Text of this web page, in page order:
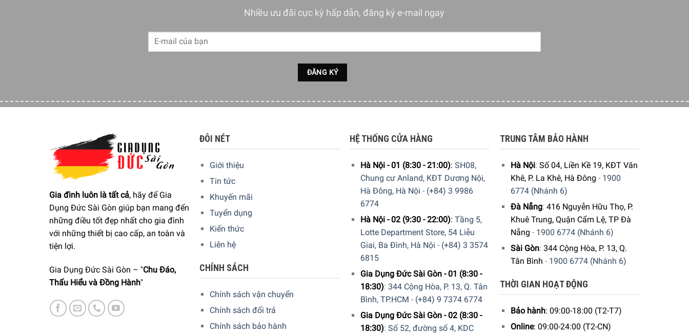
Cánh tay nhấn đòn bẩy thực tế cho năng suất nước ép tối ưu
Khởi động / dừng tự động
Nhiều ưu đãi cực kỳ hấp dẫn, đăng ký e-mail ngay
Gia đình luôn là tất cả, hãy để Gia
Dụng Đức Sài Gòn giúp bạn mang đến
những điều tốt đẹp nhất cho gia đình
với những thiết bị cao cấp, an toàn và
tiện lợi.
Gia Dụng Đức Sài Gòn – "Chu Đáo,
Thấu Hiểu và Đồng Hành"
ĐÔI NÉT
Giới thiệu
Tin tức
Khuyến mãi
Tuyển dụng
Kiến thức
Liên hệ
CHÍNH SÁCH
Chính sách vận chuyển
Chính sách đổi trả
Chính sách bảo hành
HỆ THỐNG CỬA HÀNG
Hà Nội - 01 (8:30 - 21:00): SH08,
Chung cư Anland, KĐT Dương Nội,
Hà Đông, Hà Nội - (+84) 3 9986
6774
Hà Nội - 02 (9:30 - 22:00): Tầng 5,
Lotte Department Store, 54 Liễu
Giai, Ba Đình, Hà Nội - (+84) 3 3574
6815
Gia Dụng Đức Sài Gòn - 01 (8:30 -
18:30): 344 Cộng Hòa, P. 13, Q. Tân
Bình, TP.HCM - (+84) 9 7374 6774
Gia Dụng Đức Sài Gòn - 02 (8:30 -
18:30): Số 52, đường số 4, KDC
TRUNG TÂM BẢO HÀNH
Hà Nội: Số 04, Liền Kề 19, KĐT Văn
Khê, P. La Khê, Hà Đông - 1900
6774 (Nhánh 6)
Đà Nẵng: 416 Nguyễn Hữu Thọ, P.
Khuê Trung, Quận Cẩm Lệ, TP Đà
Nẵng - 1900 6774 (Nhánh 6)
Sài Gòn: 344 Cộng Hòa, P. 13, Q.
Tân Bình - 1900 6774 (Nhánh 6)
THỜI GIAN HOẠT ĐỘNG
Bảo hành: 09:00-18:00 (T2-T7)
Online: 09:00-24:00 (T2-CN)